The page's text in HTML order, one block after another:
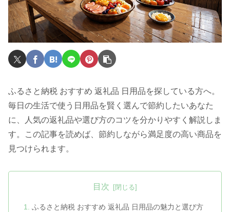
ふるさと納税 おすすめ 返礼品 日用品を探している方へ。
毎日の生活で使う日用品を賢く選んで節約したいあなた
に、人気の返礼品や選び方のコツを分かりやすく解説しま
す。この記事を読めば、節約しながら満足度の高い商品を
見つけられます。
目次
ふるさと納税 おすすめ 返礼品 日用品の魅力と選び方